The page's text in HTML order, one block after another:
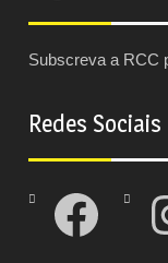
Subscreva a RCC
Redes Sociais
Facebook